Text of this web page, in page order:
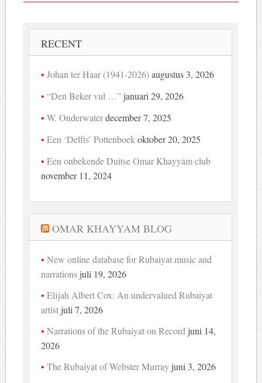
RECENT
Johan ter Haar (1941-2026) augustus 3, 2026
“Den Beker vul …” januari 29, 2026
W. Onderwaterdecember 7, 2025
Een ‘Delfts’ Pottenboek oktober 20, 2025
Een onbekende Duitse Omar Khayyám club
november 11, 2024
OMAR KHAYYAM BLOG
New online database for Rubaiyat music and
narrations juli 19, 2026
Elijah Albert Cox: An undervalued Rubaiyat
artist juli 7, 2026
Narrations of the Rubaiyat on Record juni 14,
2026
The Rubaiyat of Webster Murray juni 3, 2026